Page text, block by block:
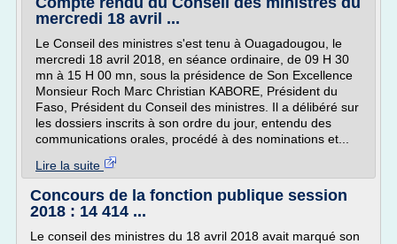
mercredi 18 avril ...
Le Conseil des ministres s'est tenu à Ouagadougou, le
mercredi 18 avril 2018, en séance ordinaire, de 09 H 30
mn à 15 H 00 mn, sous la présidence de Son Excellence
Monsieur Roch Marc Christian KABORE, Président du
Faso, Président du Conseil des ministres. Il a délibéré sur
les dossiers inscrits à son ordre du jour, entendu des
communications orales, procédé à des nominations et...
Lire la suite
Concours de la fonction publique session
2018 : 14 414 ...
Le conseil des ministres du 18 avril 2018 avait marqué son